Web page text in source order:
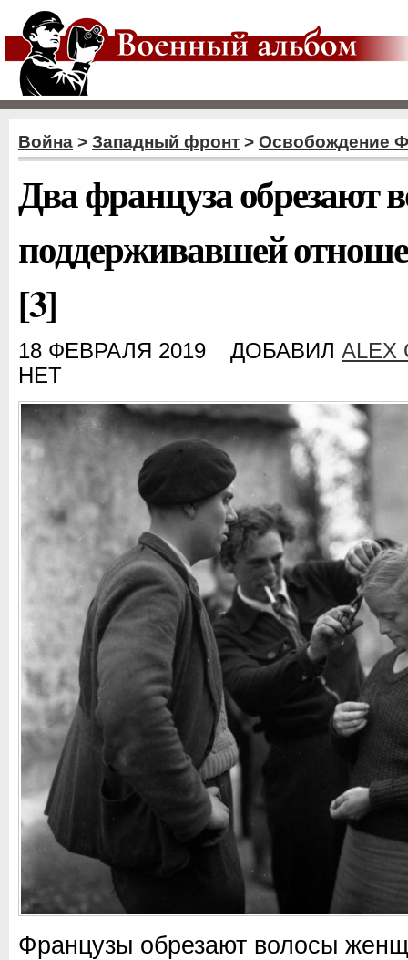
Война > Западный фронт > Освобождение
Два француза обрезают
поддерживавшей
[3]
18 ФЕВРАЛЯ 2019 ДОБАВИЛ ALEX
НЕТ
Французы обрезают волосы